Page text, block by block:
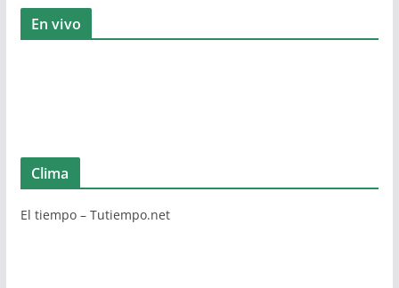
En vivo
Clima
El tiempo – Tutiempo.net